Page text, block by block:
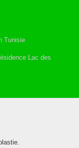
Tunisie
Lac des